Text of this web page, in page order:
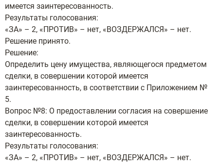
имеется заинтересованность.
Результаты голосования:
«ЗА» – 2, «ПРОТИВ» – нет, «ВОЗДЕРЖАЛСЯ» – нет.
Решение принято.
Решение:
Определить цену имущества, являющегося предметом
сделки, в совершении которой имеется
заинтересованность, в соответствии с Приложением №
5.
Вопрос №8: О предоставлении согласия на совершение
сделки, в совершении которой имеется
заинтересованность.
Результаты голосования:
«ЗА» – 2, «ПРОТИВ» – нет, «ВОЗДЕРЖАЛСЯ» – нет.